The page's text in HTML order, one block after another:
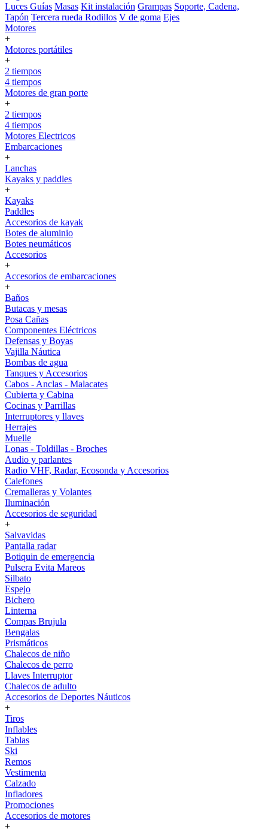
Luces Guías Masas Kit instalación Grampas Soporte, Cadena,
Tapón Tercera rueda Rodillos V de goma Ejes
Motores
+
Motores portátiles
+
2 tiempos
4 tiempos
Motores de gran porte
+
2 tiempos
4 tiempos
Motores Electricos
Embarcaciones
+
Lanchas
Kayaks y paddles
+
Kayaks
Paddles
Accesorios de kayak
Botes de aluminio
Botes neumáticos
Accesorios
+
Accesorios de embarcaciones
+
Baños
Butacas y mesas
Posa Cañas
Componentes Eléctricos
Defensas y Boyas
Vajilla Náutica
Bombas de agua
Tanques y Accesorios
Cabos - Anclas - Malacates
Cubierta y Cabina
Cocinas y Parrillas
Interruptores y llaves
Herrajes
Muelle
Lonas - Toldillas - Broches
Audio y parlantes
Radio VHF, Radar, Ecosonda y Accesorios
Calefones
Cremalleras y Volantes
Iluminación
Accesorios de seguridad
+
Salvavidas
Pantalla radar
Botiquin de emergencia
Pulsera Evita Mareos
Silbato
Espejo
Bichero
Linterna
Compas Brujula
Bengalas
Prismáticos
Chalecos de niño
Chalecos de perro
Llaves Interruptor
Chalecos de adulto
Accesorios de Deportes Náuticos
+
Tiros
Inflables
Tablas
Ski
Remos
Vestimenta
Calzado
Infladores
Promociones
Accesorios de motores
+